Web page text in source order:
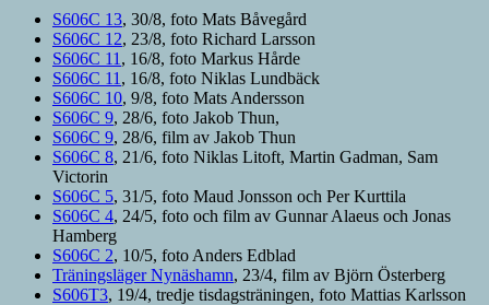
S606C 13, 30/8, foto Mats Båvegård
S606C 12, 23/8, foto Richard Larsson
S606C 11 , 16/8, foto Markus Hårde
S606C 11 , 16/8, foto Niklas Lundbäck
S606C 10, 9/8, foto Mats Andersson
S606C 9, 28/6, foto Jakob Thun,
S606C 9, 28/6, film av Jakob Thun
S606C 8, 21/6, foto Niklas Litoft, Martin Gadman, Sam
Victorin
S606C 5, 31/5, foto Maud Jonsson och Per Kurttila
S606C 4, 24/5, foto och film av Gunnar Alaeus och Jonas
Hamberg
S606C 2, 10/5, foto Anders Edblad
Träningsläger Nynäshamn, 23/4, film av Björn Österberg
S606T3, 19/4, tredje tisdagsträningen, foto Mattias Karlsson